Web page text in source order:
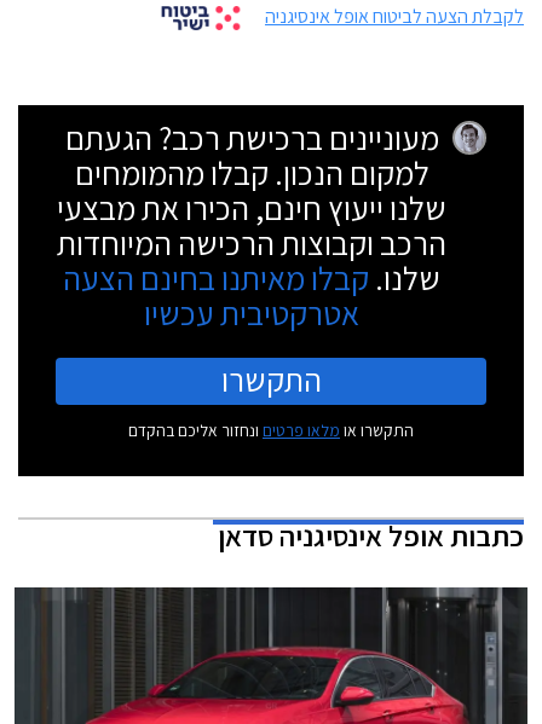
לקבלת הצעה לביטוח אופל אינסיגניה
מעוניינים ברכישת רכב? הגעתם
למקום הנכון. קבלו מהמומחים
שלנו ייעוץ חינם, הכירו את מבצעי
הרכב וקבוצות הרכישה המיוחדות
שלנו. קבלו מאיתנו בחינם הצעה
אטרקטיבית עכשיו
התקשרו
התקשרו או מלאו פרטים ונחזור אליכם בהקדם
כתבותאופל אינסיגניה סדאן